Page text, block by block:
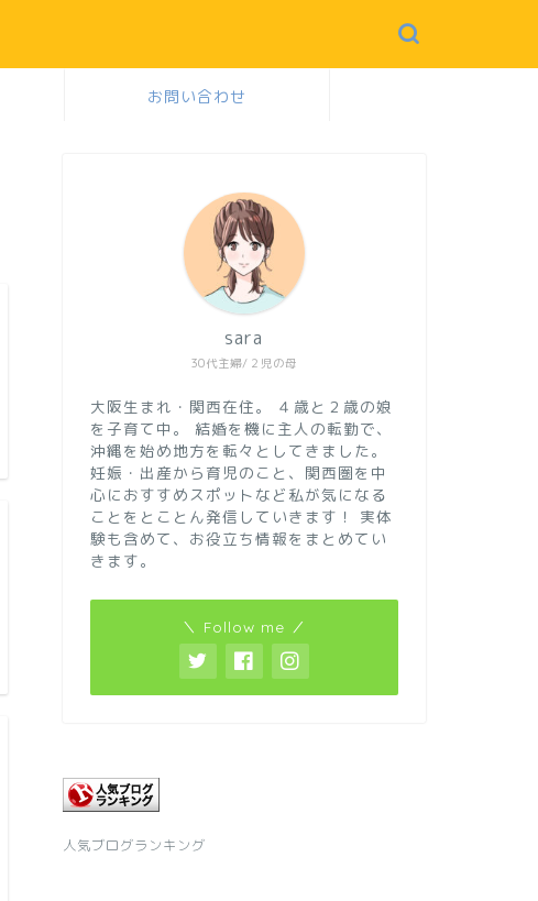
お問い合わせ
30代主婦/２児の母
sara
大阪生まれ・関西在住。
４歳と２歳の娘
を子育て中。
結婚を機に主人の転勤で、
沖縄を始め地方を転々としてきました。
妊娠・出産から育児のこと、関西圏を中
心におすすめスポットなど私が気になる
ことをとことん発信していきます！
実体
験も含めて、お役立ち情報をまとめてい
きます。
＼ Follow me ／
人気ブログランキング